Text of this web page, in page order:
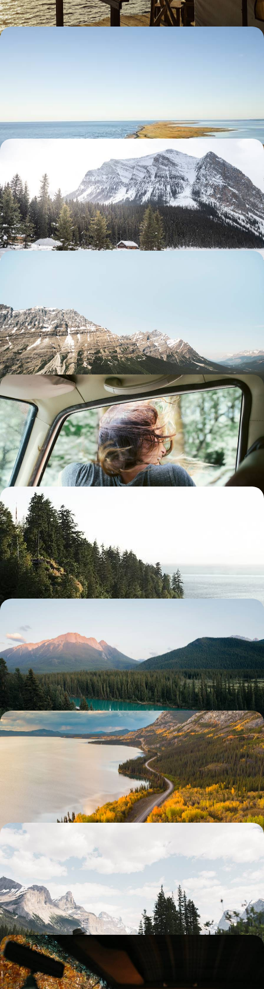
L’hiver dans les Rocheuses canadiennes - Raquettes,
traîneau et sources chaudes
Après Calgary, prendre ses quartiers d'hiver à Banff et sillonner les
Rocheuses enneigées au fil de panoramas spectaculaires
9 jours, de 4900 à 6300 $ CA
enneigés : un grand road-trip familial, de la Colombie-Britannique à
l'Alberta
16 jours, de 5300 à 6700 $ CA
Yukon et Alaska - Summertime sur la dernière
frontière
Sillonner le Grand Nord américano-canadien et explorer des paysages
sauvages à couper le souffle à la faune fascinante
15 jours, de 6000 à 8000 $ CA
Road trip iodé du nord US à Vancouver - Le
Pacifique loin des clichés
Rouler au cœur des paysages grandioses de la région de Seattle et de
l’Ouest canadien
15 jours, de 6700 à 8100 $ CA
train d’exception
Au départ de la côte Pacifique, apprivoiser l’Ouest canadien et ses
parcs nationaux à la nature brute et grandiose
10 jours, de 7700 à 10200 $ CA
De l’Ouest américain au Canada - Grand road-trip
dans les Rockies
Étendues sauvages, geysers et climat western : commencer fort côté
Rocheuses américaines avec le Yellowstone et le Grand Teton
Lodges & glamping d’exception - Des Rocheuses
canadiennes à Vancouver
Serpenter à travers glaciers, forêts et cascades dans les Rocheuses
canadiennes ; reprendre ses esprits à Vancouver
13 jours, de 10200 à 12300 $ CA
De Vancouver City à Vancouver Island - Grizzlys,
baleines et culture autochtone
De fin août à mi-octobre, s'envoler vers la Colombie-Britannique à la